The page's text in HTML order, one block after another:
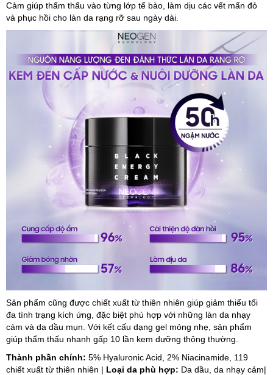
Cảm giúp thẩm thấu vào từng lớp tế bào, làm dịu các vết mẩn đỏ
và phục hồi cho làn da rạng rỡ sau ngày dài.
Sản phẩm cũng được chiết xuất từ thiên nhiên giúp giảm thiểu tối
đa tình trạng kích ứng, đặc biệt phù hợp với những làn da nhạy
cảm và da dầu mụn. Với kết cấu dạng gel mỏng nhẹ, sản phẩm
giúp thẩm thấu nhanh gấp 10 lần kem dưỡng thông thường.
Thành phần chính: 5% Hyaluronic Acid, 2% Niacinamide, 119
chiết xuất từ thiên nhiên | Loại da phù hợp: Da dầu, da nhạy cảm|